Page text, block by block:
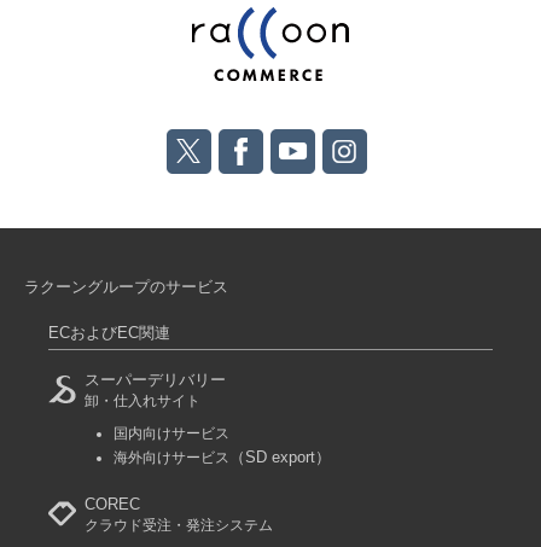
ラクーングループのサービス
ECおよびEC関連
スーパーデリバリー
卸・仕入れサイト
国内向けサービス
海外向けサービス
（SD export）
COREC
クラウド受注・発注システム